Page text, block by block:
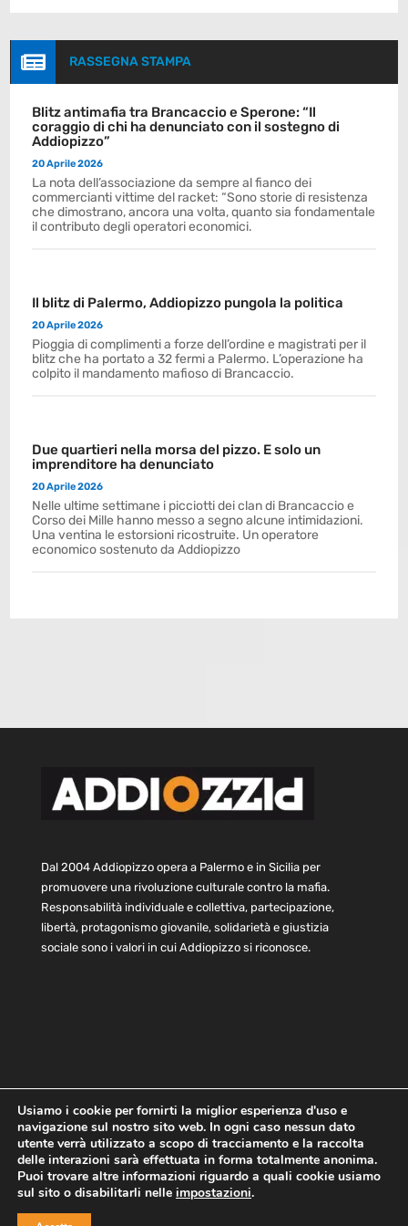
 RASSEGNA STAMPA
Blitz antimafia tra Brancaccio e Sperone: “Il
coraggio di chi ha denunciato con il sostegno di
Addiopizzo”
20 Aprile 2026
La nota dell’associazione da sempre al fianco dei
commercianti vittime del racket: “Sono storie di resistenza
che dimostrano, ancora una volta, quanto sia fondamentale
il contributo degli operatori economici.
Il blitz di Palermo, Addiopizzo pungola la politica
20 Aprile 2026
Pioggia di complimenti a forze dell’ordine e magistrati per il
blitz che ha portato a 32 fermi a Palermo. L’operazione ha
colpito il mandamento mafioso di Brancaccio.
Due quartieri nella morsa del pizzo. E solo un
imprenditore ha denunciato
20 Aprile 2026
Nelle ultime settimane i picciotti dei clan di Brancaccio e
Corso dei Mille hanno messo a segno alcune intimidazioni.
Una ventina le estorsioni ricostruite. Un operatore
economico sostenuto da Addiopizzo
Dal 2004 Addiopizzo opera a Palermo e in Sicilia per
promuovere una rivoluzione culturale contro la mafia.
Responsabilità individuale e collettiva, partecipazione,
libertà, protagonismo giovanile, solidarietà e giustizia
sociale sono i valori in cui Addiopizzo si riconosce.
Home Statuto e bilancio
Contatti
Privacy
Cookie Child Protection Policy
Copyright © 2021 AddioPizzo | Tutti i diritti riservati | Sede
Usiamo i cookie per fornirti la miglior esperienza d'uso e
navigazione sul nostro sito web. In ogni caso nessun dato
utente verrà utilizzato a scopo di tracciamento e la raccolta
delle interazioni sarà effettuata in forma totalmente anonima.
Puoi trovare altre informazioni riguardo a quali cookie usiamo
sul sito o disabilitarli nelle impostazioni.